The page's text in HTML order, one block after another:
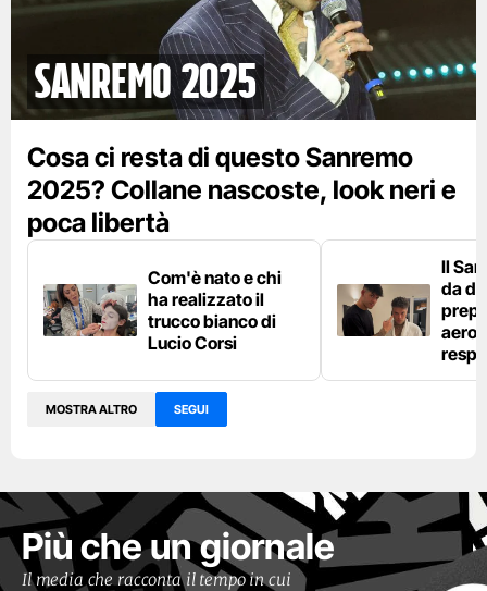
Sanremo 2025
Cosa ci resta di questo Sanremo
2025? Collane nascoste, look neri e
poca libertà
Com'è nato e chi
ha realizzato il
trucco bianco di
Lucio Corsi
Il
da
MOSTRA ALTRO SEGUI
Più che un giornale
Il media che racconta il tempo in cui